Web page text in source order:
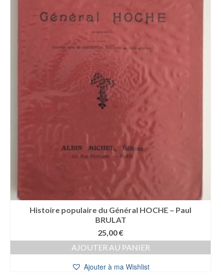
Histoire populaire du Général HOCHE – Paul
BRULAT
25,00€
AJOUTER AU PANIER
Ajouter à ma Wishlist